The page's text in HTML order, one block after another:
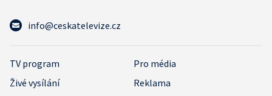
info@ceskatelevize.cz
TV program
Pro média
Živé vysílání
Reklama